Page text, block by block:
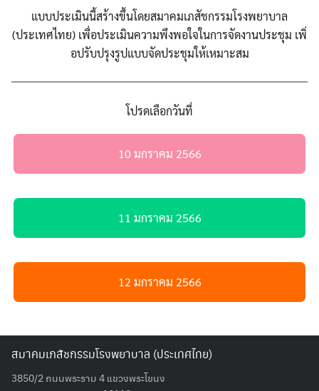
for:
แบบประเมินนี้สร้างขึ้นโดยสมาคมเภสัชกรรมโรงพยาบาล
(ประเทศไทย) เพื่อประเมินความพึงพอใจในการจัดงานประชุม เพิ่
อปรับปรุงรูปแบบจัดประชุมให้เหมาะสม
โปรดเลือกวันที่
10 มกราคม 2566
11 มกราคม 2566
12 มกราคม 2566
สมาคมเภสัชกรรมโรงพยาบาล (ประเทศไทย)
3850/2 ถนนพระราม 4 แขวงพระโขนง